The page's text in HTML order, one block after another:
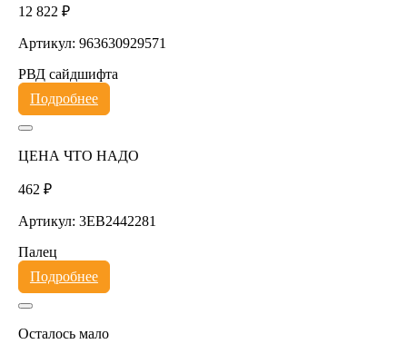
12 822 ₽
Артикул: 963630929571
РВД сайдшифта
Подробнее
ЦЕНА ЧТО НАДО
462 ₽
Артикул: 3EB2442281
Палец
Подробнее
Осталось мало